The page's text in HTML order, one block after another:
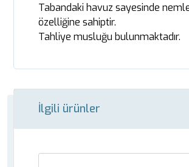
Tabandaki havuz sayesinde
özelliğine sahiptir.
Tahliye musluğu bulunmaktadır.
İlgili ürünler